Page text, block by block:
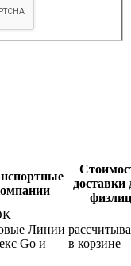
доставки
физлиц
Линии
Go и
в корзине